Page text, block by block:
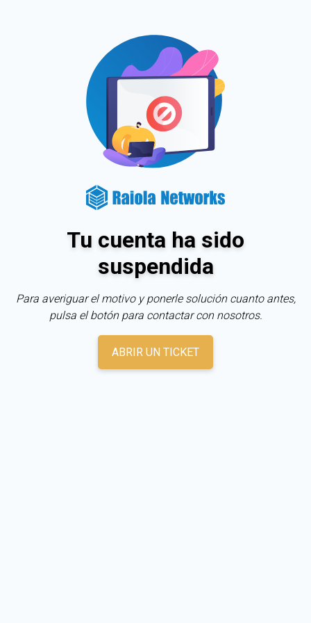
Tu cuenta ha sido
suspendida
Para averiguar el motivo y ponerle solución cuanto antes,
pulsa el botón para contactar con nosotros.
ABRIR UN TICKET